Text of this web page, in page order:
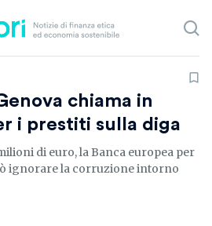
chiama in
i prestiti sulla diga
di euro, la Banca europea per
ignorare la corruzione intorno